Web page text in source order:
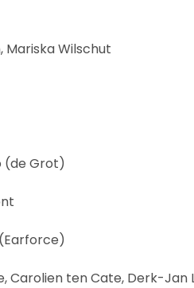
Mariska Wilschut
(de Grot)
Carolien ten Cate, Derk-Jan